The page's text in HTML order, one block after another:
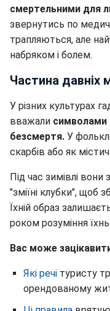
смертельними для
звернутись по
трапляються, але
набряком і болем.
Частина давніх
У різних культурах
вважали символами
безсмертя. У
скарбів або як
Під час зимівлі
"зміїні клубки", щоб
Їхній образ
роком розуміння
Вас може
Які речі туристу
орендованому